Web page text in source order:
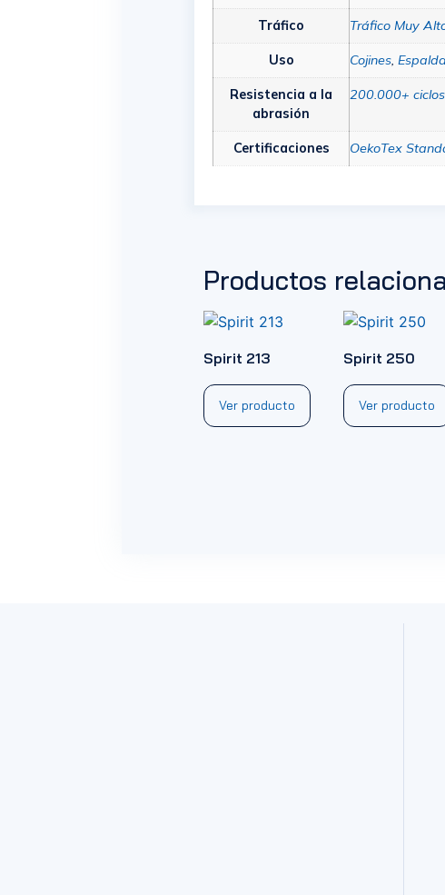
Tráfico Tráfico Muy
Uso Cojines,
Resistencia a la
abrasión
200.000+
Certificaciones OekoTex
Productos
Spirit 213
Ver producto
Spirit 250
Ver producto